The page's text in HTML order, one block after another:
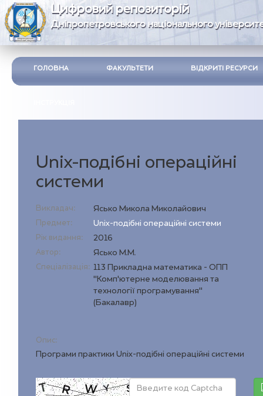
Цифровий репозиторій
Дніпропетровського національного
ГОЛОВНА ФАКУЛЬТЕТИ ВІДКРИТІ РЕСУРСИ
Unix-подібні операційні
системи
Викладач: Ясько Микола Миколайович
Предмет: Unix-подібні операційні системи
Рік видання: 2016
Автор: Ясько М.М.
Спеціалізація: 113 Прикладна математика - ОПП
"Комп’ютерне моделювання та
технології програмування"
(Бакалавр)
Опис:
Програми практики Unix-подібні операційні системи